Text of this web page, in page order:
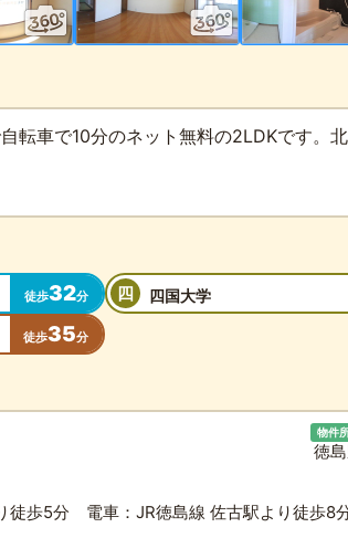
転車で10分のネット無料の2LDKです。
徒歩32分 四 四国大学
徒歩35分
物件
徳
徒歩5分 電車：JR徳島線 佐古駅より徒歩8